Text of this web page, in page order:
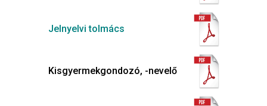
Jelnyelvi tolmács
Kisgyermekgondozó, -nevelő